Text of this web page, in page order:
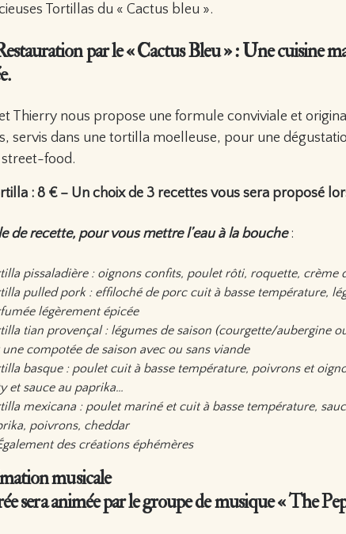
Tortillas du « Cactus bleu ».
par le « Cactus Bleu » : Une cuisine
Thierry nous propose une formule conviviale et
servis dans une tortilla moelleuse, pour une
street-food.
: 8 € – Un choix de 3 recettes vous sera proposé
de recette, pour vous mettre l’eau à la bouche:
pissaladière : oignons confits, poulet rôti, roquette, crème
pulled pork : effiloché de porc cuit à basse température,
légèrement épicée
tian provençal : légumes de saison (courgette/aubergine
une compotée de saison avec ou sans viande
basque : poulet cuit à basse température, poivrons et
et sauce au paprika…
mexicana : poulet mariné et cuit à basse température,
poivrons, cheddar
des créations éphémères
musicale
sera animée par le groupe de musique « The